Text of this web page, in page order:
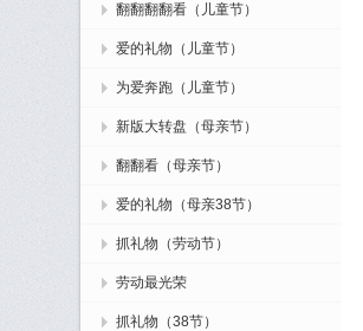
翻翻翻翻看（儿童节）
爱的礼物（儿童节）
为爱奔跑（儿童节）
新版大转盘（母亲节）
翻翻看（母亲节）
爱的礼物（母亲38节）
抓礼物（劳动节）
劳动最光荣
抓礼物（38节）